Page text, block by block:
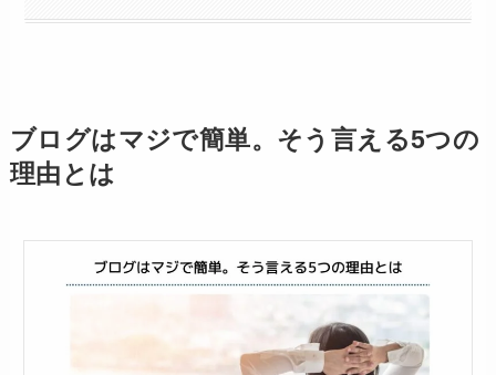
ブログはマジで簡単。そう言える5つの
理由とは